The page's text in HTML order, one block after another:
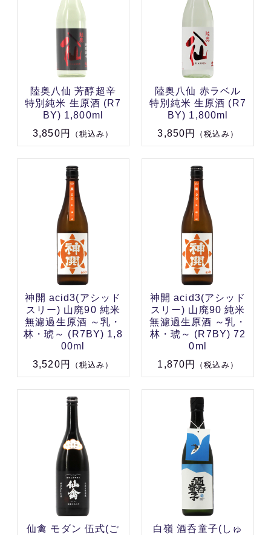
陸奥八仙 芳醇超辛
特別純米 生原酒 (R7
BY) 1,800ml
3,850円
（税込み）
陸奥八仙 赤ラベル
特別純米 生原酒 (R7
BY) 1,800ml
3,850円
（税込み）
神開 acid3(アシッド
スリー) 山廃90 純米
無濾過生原酒 ～乳・
林・琥～ (R7BY) 1,8
00ml
3,520円
（税込み）
神開 acid3(アシッド
スリー) 山廃90 純米
無濾過生原酒 ～乳・
林・琥～ (R7BY) 72
0ml
1,870円
（税込み）
仙禽 モダン 伍式(ご
白嶺 酒呑童子(しゅ